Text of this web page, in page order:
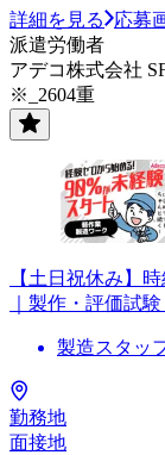
詳細を見る
応募
派遣労働者
アデコ株式会社
※_2604重
【土日祝休み】
｜製作・評価試
製造スタッ
勤務地
面接地